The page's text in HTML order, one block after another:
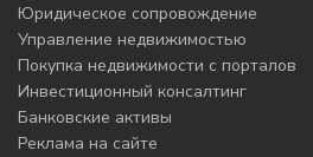
Юридическое сопровождение
Управление недвижимостью
Покупка недвижимости с порталов
Инвестиционный консалтинг
Банковские активы
Реклама на сайте